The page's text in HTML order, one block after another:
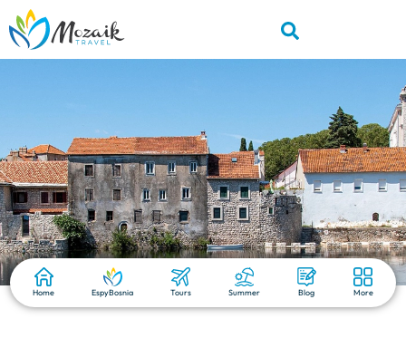
Home EspyBosnia Tours Summer Blog More